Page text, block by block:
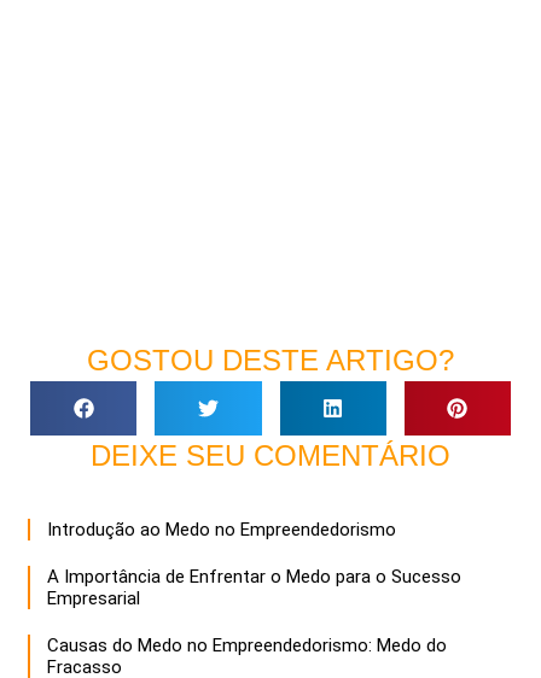
GOSTOU DESTE ARTIGO?
DEIXE SEU COMENTÁRIO
Introdução ao Medo no Empreendedorismo
A Importância de Enfrentar o Medo para o Sucesso
Empresarial
Causas do Medo no Empreendedorismo: Medo do
Fracasso